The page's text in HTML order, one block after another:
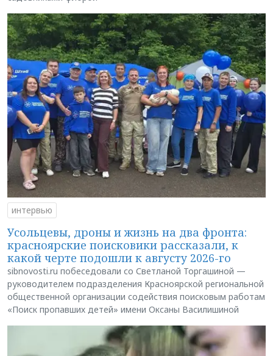
интервью
Усольцевы, дроны и жизнь на два фронта:
красноярские поисковики рассказали, к
какой черте подошли к августу 2026-го
sibnovosti.ru побеседовали со Светланой Торгашиной —
руководителем подразделения Красноярской региональной
общественной организации содействия поисковым работам
«Поиск пропавших детей» имени Оксаны Василишиной